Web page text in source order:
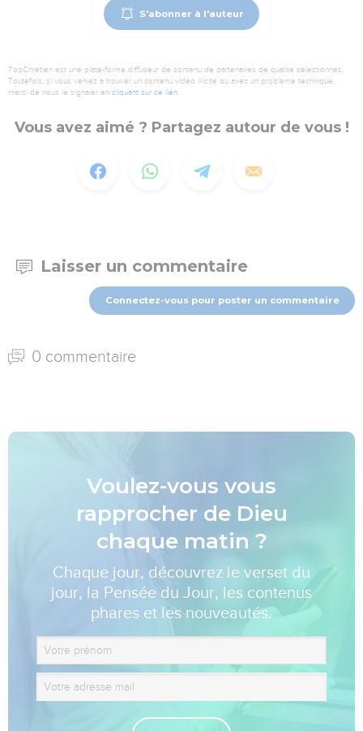
S'abonner à l'auteur
TopChrétien est une plate-forme diffuseur de contenu de partenaires de qualité sélectionnés.
Toutefois, si vous veniez à trouver un contenu vidéo illicite ou avec un problème technique,
merci de nous le signaler en cliquant sur ce lien.
Vous avez aimé ? Partagez autour de vous !
Laisser un commentaire
Connectez-vous pour poster un commentaire
0 commentaire
Voulez-vous vous
rapprocher de Dieu
chaque matin ?
Chaque jour, découvrez le verset du
jour, la Pensée du Jour, les contenus
phares et les nouveautés.